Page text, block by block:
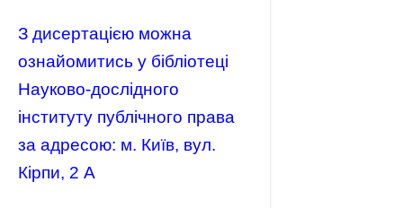
З дисертацією можна
ознайомитись у бібліотеці
Науково-дослідного
інституту публічного права
за адресою: м. Київ, вул.
Кірпи, 2 А